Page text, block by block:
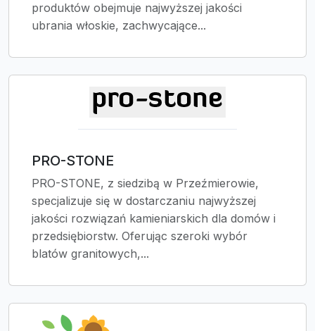
produktów obejmuje najwyższej jakości
ubrania włoskie, zachwycające...
PRO-STONE
PRO-STONE, z siedzibą w Przeźmierowie,
specjalizuje się w dostarczaniu najwyższej
jakości rozwiązań kamieniarskich dla domów i
przedsiębiorstw. Oferując szeroki wybór
blatów granitowych,...